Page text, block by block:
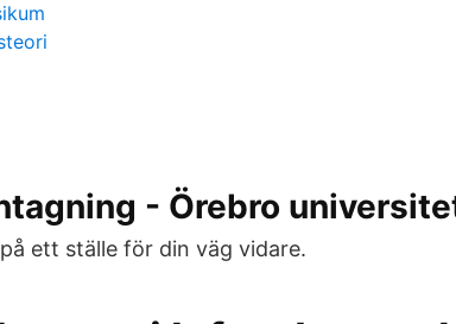
- Örebro
ett ställe för din väg vidare.